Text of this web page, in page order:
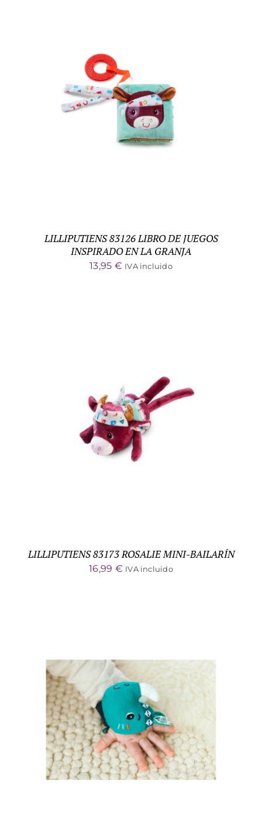
ADD TO CART / DETALLES
LILLIPUTIENS 83126 LIBRO DE JUEGOS
INSPIRADO EN LA GRANJA
13,95 € IVA incluido
ADD TO CART / DETALLES
LILLIPUTIENS 83173 ROSALIE MINI-BAILARÍN
16,99 € IVA incluido
ADD TO CART / DETALLES